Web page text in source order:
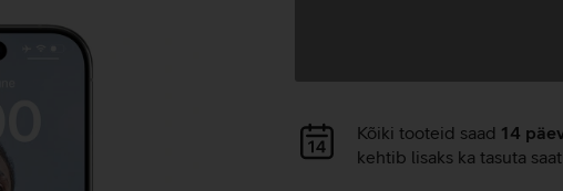
Andmete
laadimine
Kõiki tooteid saad 14
kehtib lisaks ka tasuta